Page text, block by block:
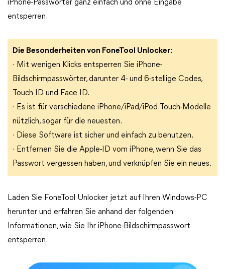
iPhone-Passwörter ganz einfach und ohne Eingabe
entsperren.
Die Besonderheiten von FoneTool Unlocker:
· Mit wenigen Klicks entsperren Sie iPhone-
Bildschirmpasswörter, darunter 4- und 6-stellige Codes,
Touch ID und Face ID.
· Es ist für verschiedene iPhone/iPad/iPod Touch-Modelle
nützlich, sogar für die neuesten.
· Diese Software ist sicher und einfach zu benutzen.
· Entfernen Sie die Apple-ID vom iPhone, wenn Sie das
Passwort vergessen haben, und verknüpfen Sie ein neues.
Laden Sie FoneTool Unlocker jetzt auf Ihren Windows-PC
herunter und erfahren Sie anhand der folgenden
Informationen, wie Sie Ihr iPhone-Bildschirmpasswort
entsperren.